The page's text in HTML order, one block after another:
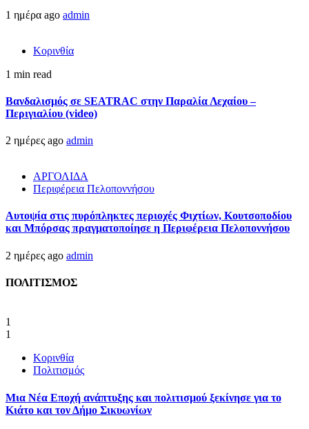
1 ημέρα ago admin
Κορινθία
1 min read
Βανδαλισμός σε SEATRAC στην Παραλία Λεχαίου –
Περιγιαλίου (video)
2 ημέρες ago admin
ΑΡΓΟΛΙΔΑ
Περιφέρεια Πελοποννήσου
Αυτοψία στις πυρόπληκτες περιοχές Φιχτίων, Κουτσοποδίου
και Μπόρσας πραγματοποίησε η Περιφέρεια Πελοποννήσου
2 ημέρες ago admin
ΠΟΛΙΤΙΣΜΟΣ
1
1
Κορινθία
Πολιτισμός
Μια Νέα Εποχή ανάπτυξης και πολιτισμού ξεκίνησε για το
Κιάτο και τον Δήμο Σικυωνίων